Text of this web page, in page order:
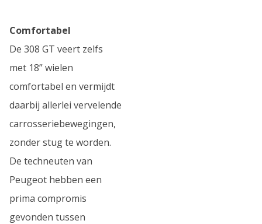
Comfortabel
De 308 GT veert zelfs
met 18” wielen
comfortabel en vermijdt
daarbij allerlei vervelende
carrosseriebewegingen,
zonder stug te worden.
De techneuten van
Peugeot hebben een
prima compromis
gevonden tussen